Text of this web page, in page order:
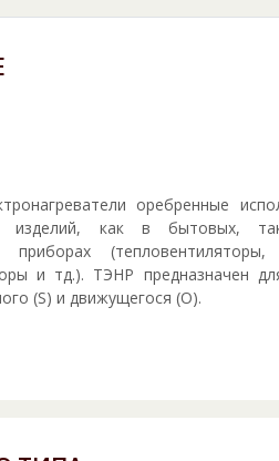
оребренные
изделий, как в бытовых,
приборах (тепловентиляторы,
и тд.). ТЭНР предназначен
(S) и движущегося (О).